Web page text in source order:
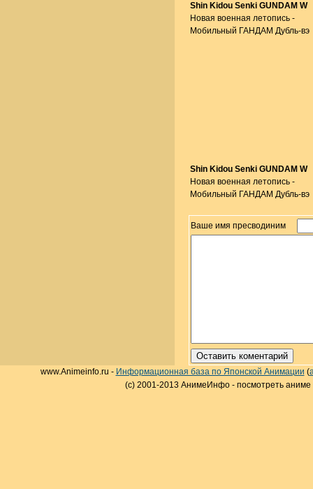
Shin Kidou Senki GUNDAM W
Новая военная летопись -
Мобильный ГАНДАМ Дубль-вэ
Shin Kidou Senki GUNDAM W
Новая военная летопись -
Мобильный ГАНДАМ Дубль-вэ
Ваше имя пресводиним
www.Animeinfo.ru - Информационная база по Японской Анимации (
(c) 2001-2013 АнимеИнфо - посмотреть аниме